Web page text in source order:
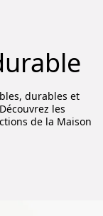
durables et
les
de la Maison